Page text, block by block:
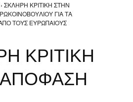
› ΣΚΛΗΡΗ ΚΡΙΤΙΚΗ ΣΤΗΝ
ΓΙΑ ΤΑ
ΤΟΥΣ ΕΥΡΩΠΑΙΟΥΣ
ΚΡΙΤΙΚΗ